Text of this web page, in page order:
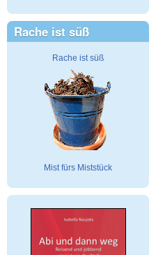
Rache ist süß
Rache ist süß
Mist fürs Miststück